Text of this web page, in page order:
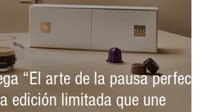
“El arte de la pausa perfecta”
edición limitada que une